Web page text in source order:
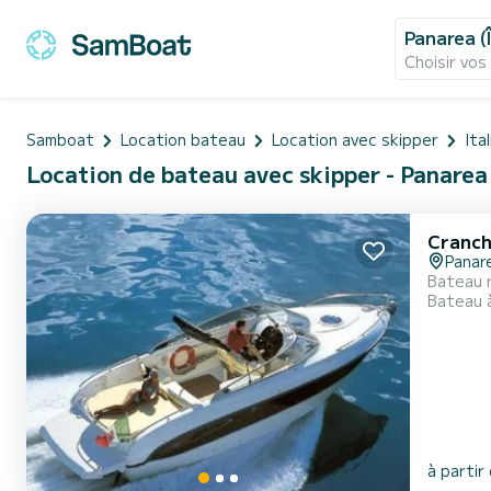
Panarea
Choisir
Samboat Location bateau Location avec skipper
Location de bateau avec skipper -
Bateau
Bateau
à partir